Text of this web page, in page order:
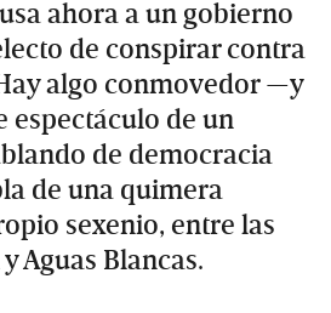
ahora a un gobierno
de conspirar contra
algo conmovedor —y
espectáculo de un
de democracia
de una quimera
sexenio, entre las
Aguas Blancas.